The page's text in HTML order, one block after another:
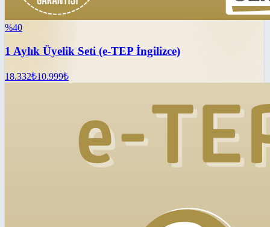
%40
1 Aylık Üyelik Seti (e-TEP İngilizce)
18.332₺10.999₺